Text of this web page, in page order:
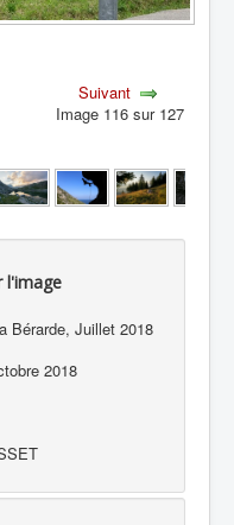
Suivant
Image 116 sur 127
l'image
Bérarde, Juillet 2018
2018